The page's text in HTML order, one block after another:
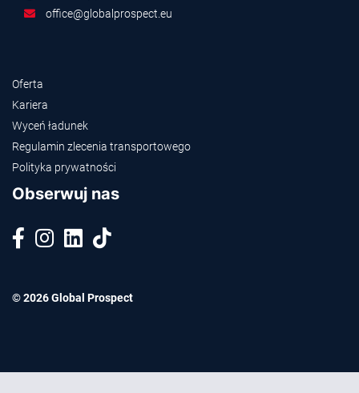
office@globalprospect.eu
Oferta
Kariera
Wyceń ładunek
Regulamin zlecenia transportowego
Polityka prywatności
Obserwuj nas
© 2026 Global Prospect